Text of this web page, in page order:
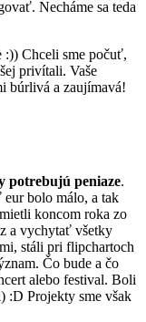
Necháme sa teda
:)) Chceli sme počuť,
privítali. Vaše
búrlivá a zaujímavá!
potrebujú peniaze.
bolo málo, a tak
koncom roka zo
a vychytať všetky
stáli pri flipchartoch
Čo bude a čo
alebo festival. Boli
:D Projekty sme však